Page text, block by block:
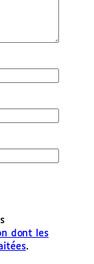
dont les
.